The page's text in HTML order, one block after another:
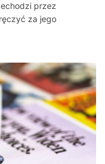
przez
za jego